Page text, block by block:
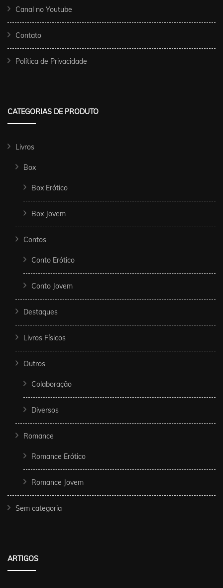
Canal no Youtube
Contato
Política de Privacidade
CATEGORIAS DE PRODUTO
Livros
Box
Box Erótico
Box Jovem
Contos
Conto Erótico
Conto Jovem
Destaques
Livros Físicos
Outros
Colaboração
Diversos
Romance
Romance Erótico
Romance Jovem
Sem categoria
ARTIGOS